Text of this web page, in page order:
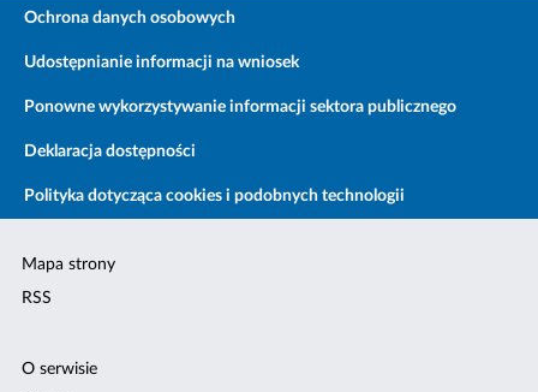
Ochrona danych osobowych
Udostępnianie informacji na wniosek
Ponowne wykorzystywanie informacji sektora publicznego
Deklaracja dostępności
Polityka dotycząca cookies i podobnych technologii
Mapa strony
RSS
O serwisie